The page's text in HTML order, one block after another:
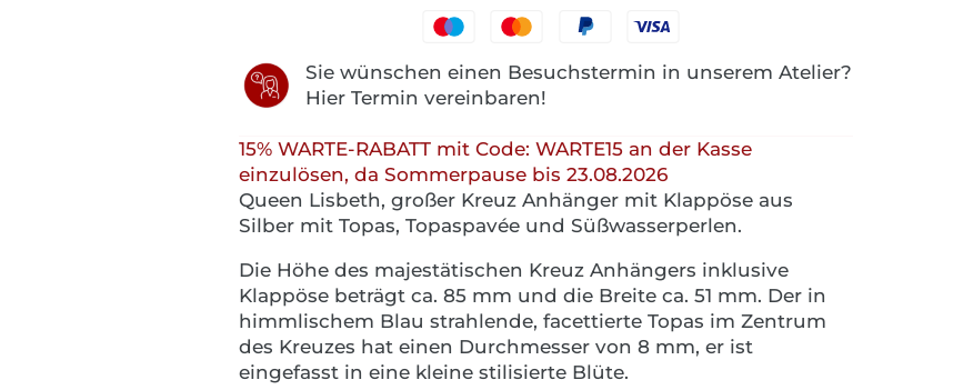
Sie wünschen einen Besuchstermin in unserem Atelier?
Hier Termin vereinbaren!
15% WARTE-RABATT mit Code: WARTE15 an der Kasse
einzulösen, da Sommerpause bis 23.08.2026
Queen Lisbeth, großer Kreuz Anhänger mit Klappöse aus
Silber mit Topas, Topaspavée und Süßwasserperlen.
Die Höhe des majestätischen Kreuz Anhängers inklusive
Klappöse beträgt ca. 85 mm und die Breite ca. 51 mm. Der in
himmlischem Blau strahlende, facettierte Topas im Zentrum
des Kreuzes hat einen Durchmesser von 8 mm, er ist
eingefasst in eine kleine stilisierte Blüte.